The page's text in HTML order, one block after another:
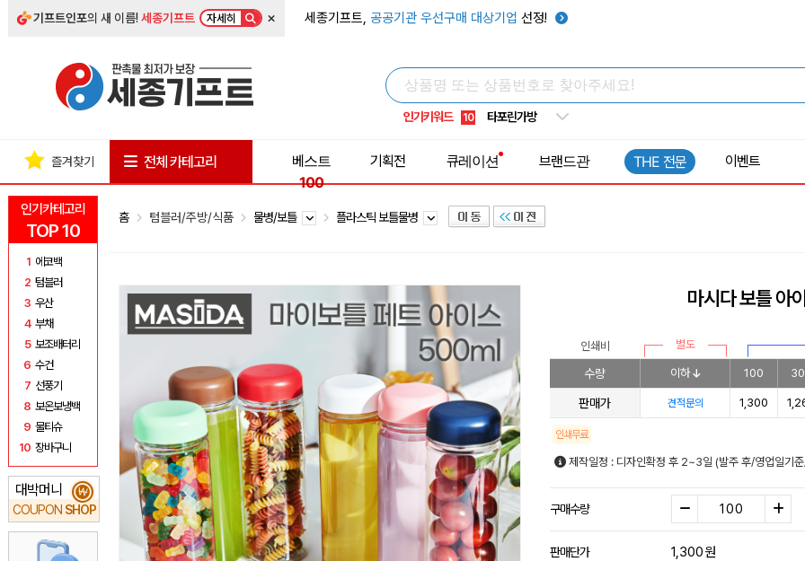
기프트인포의 새 이름!세종기프트 자세히 × 세종기프트, 공공기관 우선구매 대상기업 선정!
인기키워드
6 우산
9 넥쿨러
10 타포린가방
인기카테고리
TOP 10
1 에코백
2 텀블러
3 우산
4 부채
5 보조배터리
6 수건
7 선풍기
8 보온보냉백
9 물티슈
10 장바구니
대박머니
COUPON SHOP
₩
즐겨찾기 전체 카테고리
베스트
100
기획전 큐레이션 브랜드관 THE 전문 이벤트
홈 텀블러/주방/식품 물병/보틀 플라스틱 보틀물병
마시다 보틀 아
인쇄비 별도
수량 이하 100
판매가 견적문의 1,300
인쇄무료
제작일정 : 디자인확정 후 2~3일 (발주 후/영업일기
구매수량
판매단가 1,300원